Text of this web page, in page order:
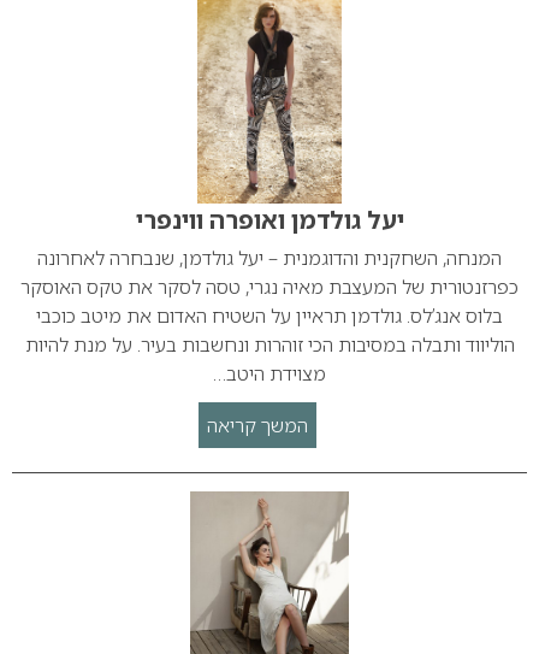
יעל גולדמן ואופרה ווינפרי
המנחה, השחקנית והדוגמנית – יעל גולדמן, שנבחרה לאחרונה
כפרזנטורית של המעצבת מאיה נגרי, טסה לסקר את טקס האוסקר
בלוס אנג’לס. גולדמן תראיין על השטיח האדום את מיטב כוכבי
הוליווד ותבלה במסיבות הכי זוהרות ונחשבות בעיר. על מנת להיות
מצוידת היטב…
המשך קריאה